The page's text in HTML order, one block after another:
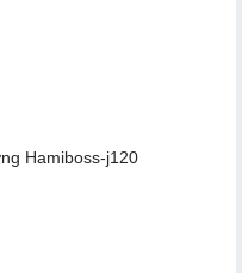
Hamiboss-j120